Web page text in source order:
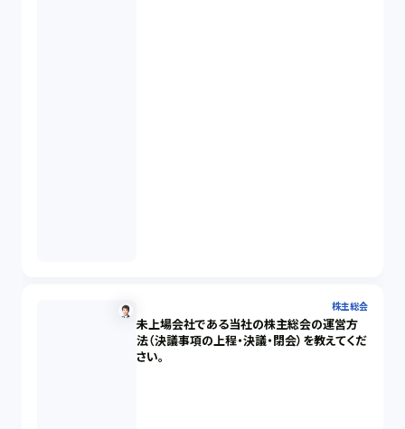
株主総会
未上場会社である当社の株主総会の運営方
法（決議事項の上程・決議・閉会）を教えてくだ
さい。